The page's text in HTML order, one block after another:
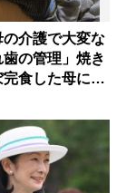
介護で大変な
の管理」焼き
食した母に息
引いた理由